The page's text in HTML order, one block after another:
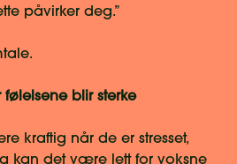
påvirker deg.”
blir sterke
kraftig når de er stresset,
kan det være lett for voksne